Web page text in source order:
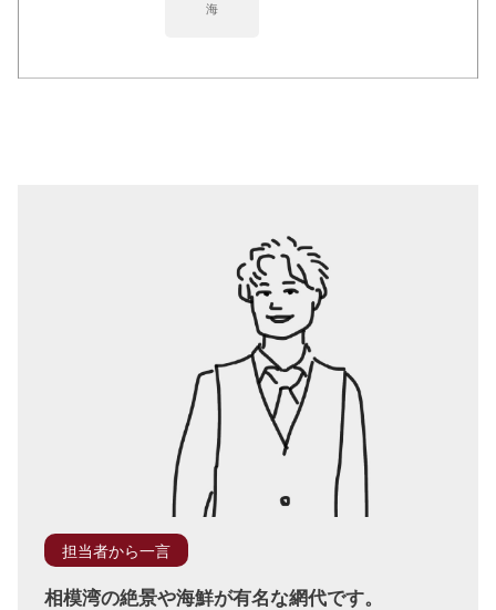
海
担当者から一言
相模湾の絶景や海鮮が有名な網代です。